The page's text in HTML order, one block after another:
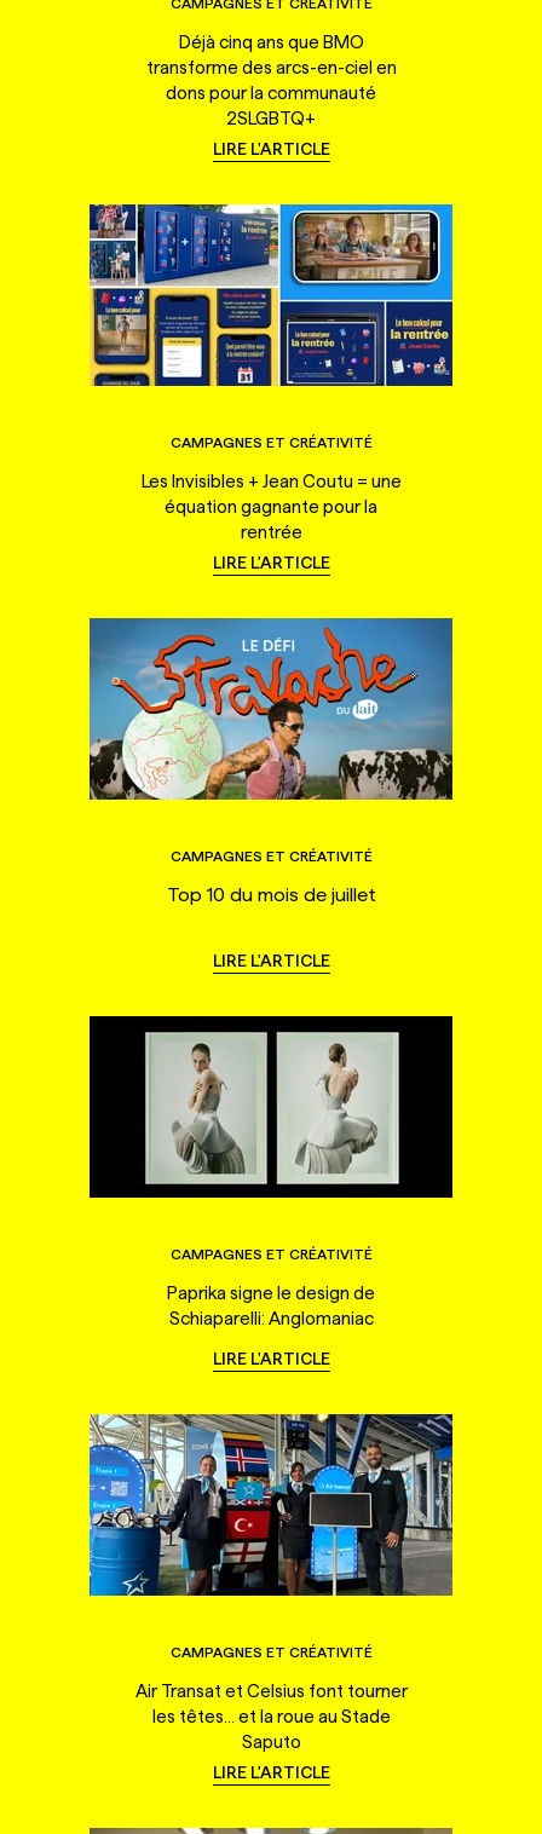
CAMPAGNES ET CRÉATIVITÉ
Déjà cinq ans que BMO
transforme des arcs-en-ciel en
dons pour la communauté
2SLGBTQ+
LIRE L'ARTICLE
CAMPAGNES ET CRÉATIVITÉ
Les Invisibles + Jean Coutu = une
équation gagnante pour la
rentrée
LIRE L'ARTICLE
CAMPAGNES ET CRÉATIVITÉ
Top 10 du mois de juillet
LIRE L'ARTICLE
CAMPAGNES ET CRÉATIVITÉ
Paprika signe le design de
Schiaparelli: Anglomaniac
LIRE L'ARTICLE
CAMPAGNES ET CRÉATIVITÉ
Air Transat et Celsius font tourner
les têtes... et la roue au Stade
Saputo
LIRE L'ARTICLE